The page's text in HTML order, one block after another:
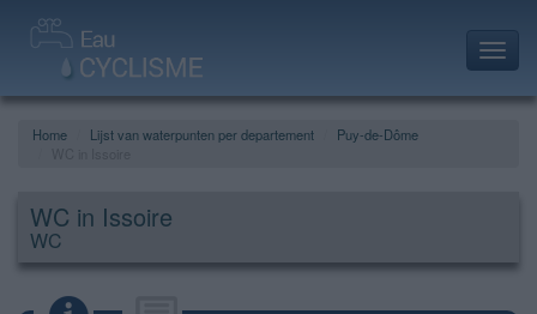
Home Lijst van waterpunten per departement
Puy-de-Dôme
WC in Issoire
WC